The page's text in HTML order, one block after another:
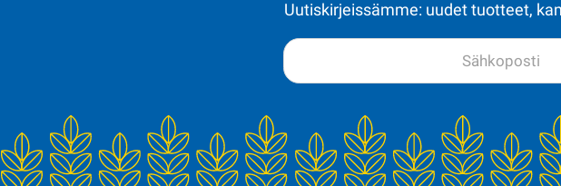
Uutiskirjeissämme: uudet tuotteet,